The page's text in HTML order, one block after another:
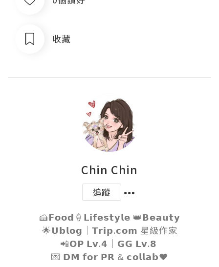
收藏
Chin Chin
追蹤
🍰𝗙𝗼𝗼𝗱🍦𝗟𝗶𝗳𝗲𝘀𝘁𝘆𝗹𝗲 👑𝗕𝗲𝗮𝘂𝘁𝘆
🌟𝗨𝗯𝗹𝗼𝗴｜𝗧𝗿𝗶𝗽.𝗰𝗼𝗺 星級作家
📲𝗢𝗣 𝗟𝘃.𝟰｜𝗚𝗚 𝗟𝘃.𝟴
💌 𝗗𝗠 𝗳𝗼𝗿 𝗣𝗥 & 𝗰𝗼𝗹𝗹𝗮𝗯❤️